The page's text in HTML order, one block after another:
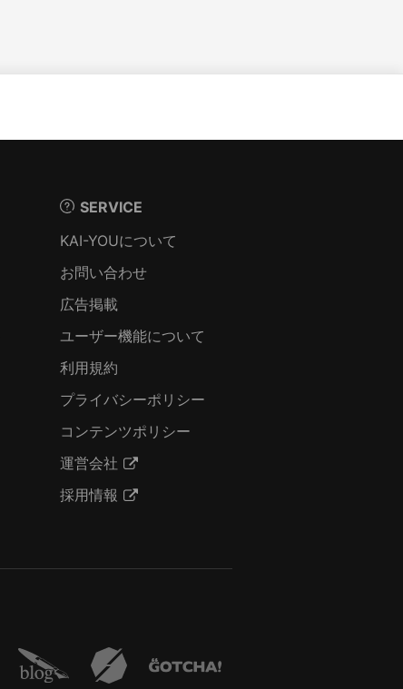
SERVICE
KAI-YOUについて
お問い合わせ
広告掲載
ユーザー機能について
利用規約
プライバシーポリシー
コンテンツポリシー
運営会社
採用情報